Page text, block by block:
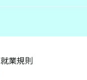
就業規則